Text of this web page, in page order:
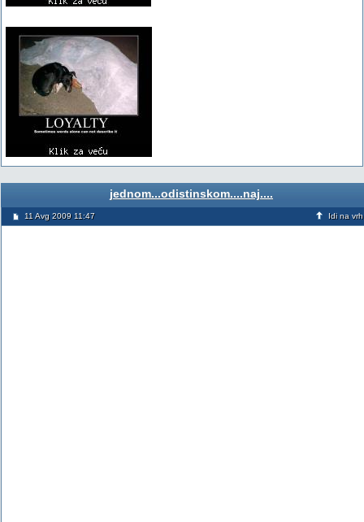
jednom...odistinskom....naj....
11 Avg 2009 11:47 Idi na vrh